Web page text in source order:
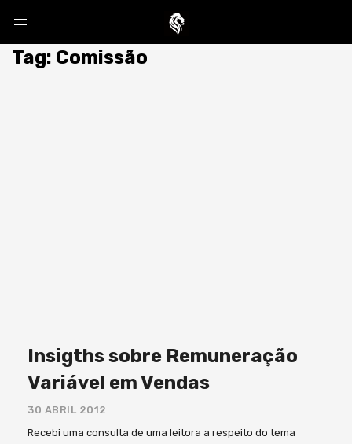
Tag: Comissão
Insigths sobre Remuneração
Variável em Vendas
30 ABRIL 2012
Recebi uma consulta de uma leitora a respeito do tema